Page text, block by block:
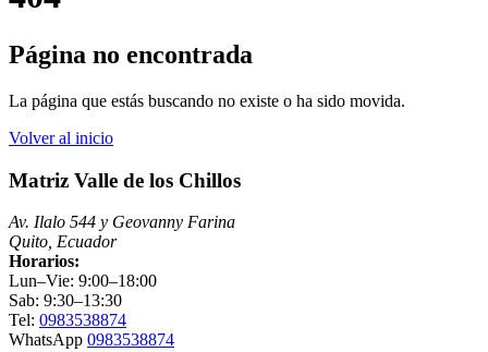
Página no encontrada
La página que estás buscando no existe o ha sido movida.
Volver al inicio
Matriz Valle de los Chillos
Av. Ilalo 544 y Geovanny Farina
Quito, Ecuador
Horarios:
Lun–Vie: 9:00–18:00
Sab: 9:30–13:30
Tel: 0983538874
WhatsApp 0983538874